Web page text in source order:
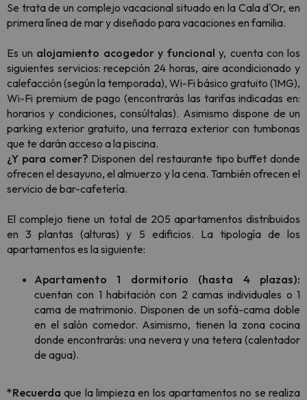
Se trata de un complejo vacacional situado en la Cala d'Or, en
primera línea de mar y diseñado para vacaciones en familia.
Es un alojamiento acogedor y funcional y, cuenta con los
siguientes servicios: recepción 24 horas, aire acondicionado y
calefacción (según la temporada), Wi-Fi básico gratuito (1MG),
Wi-Fi premium de pago (encontrarás las tarifas indicadas en:
horarios y condiciones, consúltalas). Asimismo dispone de un
parking exterior gratuito, una terraza exterior con tumbonas
que te darán acceso a la piscina.
¿Y para comer? Disponen del restaurante tipo buffet donde
ofrecen el desayuno, el almuerzo y la cena. También ofrecen el
servicio de bar-cafetería.
El complejo tiene un total de 205 apartamentos distribuidos
en 3 plantas (alturas) y 5 edificios. La tipología de los
apartamentos es la siguiente:
Apartamento 1 dormitorio (hasta 4 plazas):
cuentan con 1 habitación con 2 camas individuales o 1
cama de matrimonio. Disponen de un sofá-cama doble
en el salón comedor. Asimismo, tienen la zona cocina
donde encontrarás: una nevera y una tetera (calentador
de agua).
*Recuerda que la limpieza en los apartamentos no se realiza